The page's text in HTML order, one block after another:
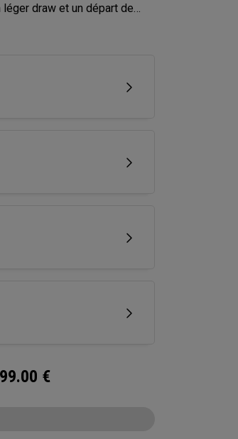
draw et un départ de
de pacours Elyte X offrent
€